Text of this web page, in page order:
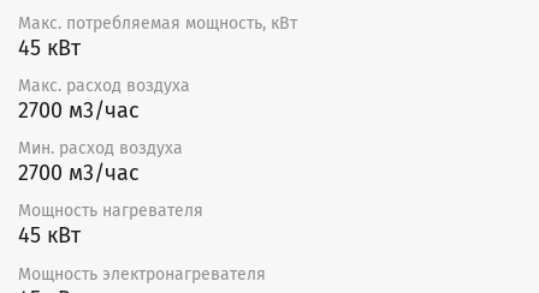
Макс. потребляемая мощность, кВт
45 кВт
Макс. расход воздуха
2700 м3/час
Мин. расход воздуха
2700 м3/час
Мощность нагревателя
45 кВт
Мощность электронагревателя